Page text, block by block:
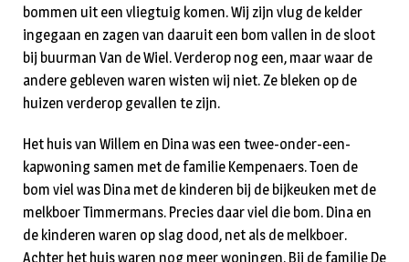
bommen uit een vliegtuig komen. Wij zijn vlug de kelder
ingegaan en zagen van daaruit een bom vallen in de sloot
bij buurman Van de Wiel. Verderop nog een, maar waar de
andere gebleven waren wisten wij niet. Ze bleken op de
huizen verderop gevallen te zijn.
Het huis van Willem en Dina was een twee-onder-een-
kapwoning samen met de familie Kempenaers. Toen de
bom viel was Dina met de kinderen bij de bijkeuken met de
melkboer Timmermans. Precies daar viel die bom. Dina en
de kinderen waren op slag dood, net als de melkboer.
Achter het huis waren nog meer woningen. Bij de familie De